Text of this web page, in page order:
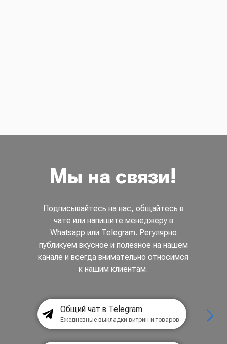
Мы на связи!
Подписывайтесь на нас, общайтесь в
чате или напишите менеджеру в
Whatsapp или Telegram. Регулярно
публикуем вкусное и полезное на нашем
канале и всегда внимательно относимся
к нашим клиентам.
Общий чат в Telegram
Ежедневные выкладки витрин и товаров